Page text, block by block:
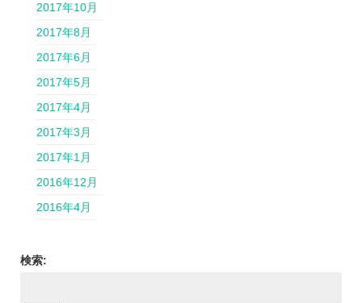
2017年10月
2017年8月
2017年6月
2017年5月
2017年4月
2017年3月
2017年1月
2016年12月
2016年4月
検索: